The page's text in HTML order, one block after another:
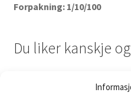
Forpakning: 1/10/100
Du liker kanskje
El.nr./